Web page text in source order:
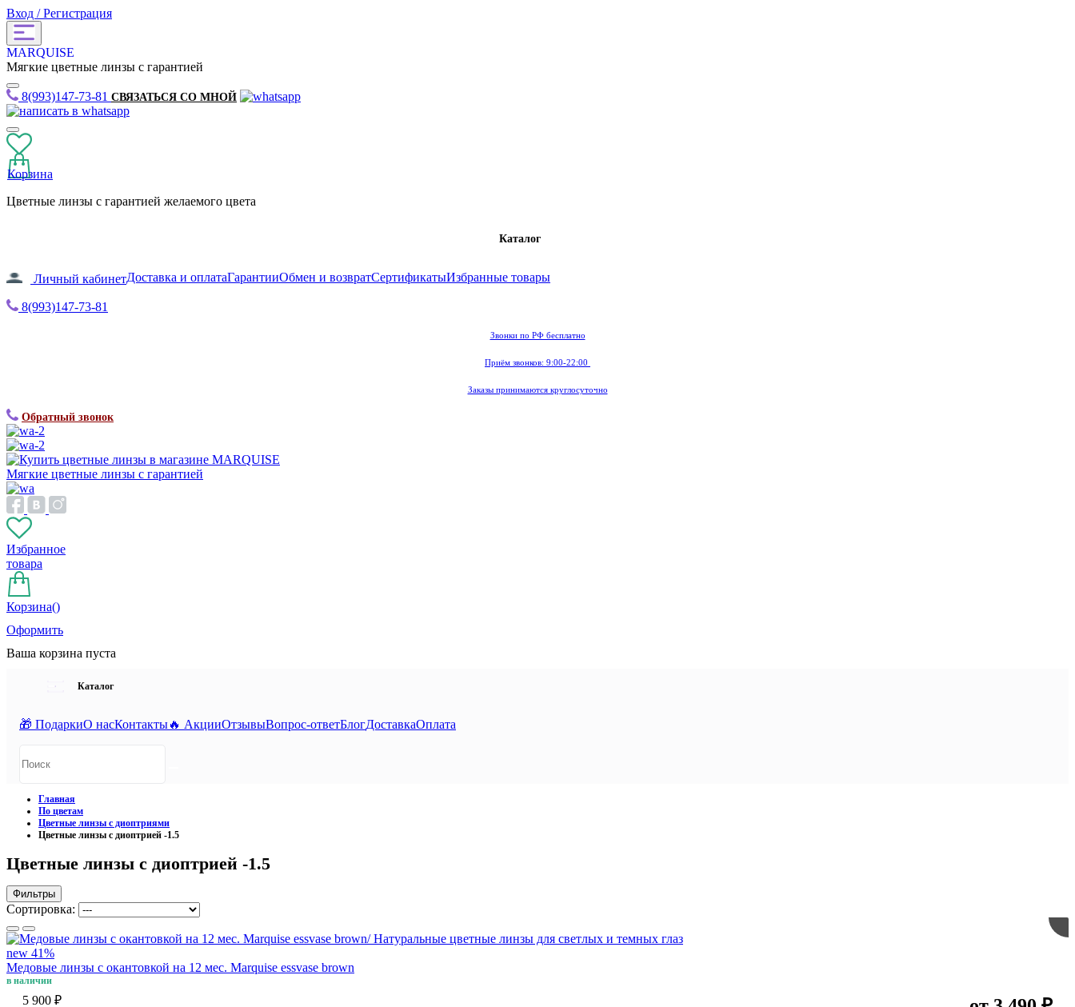
Вход / Регистрация
MARQUISE
Мягкие цветные линзы с гарантией
8(993)147-73-81 СВЯЗАТЬСЯ СО МНОЙ
Корзина
Цветные линзы с гарантией желаемого цвета
Каталог
Личный кабинетДоставка и оплатаГарантииОбмен и возвратСертификатыИзбранные товары
8(993)147-73-81
Звонки по РФ бесплатно
Приём звонков: 9:00-22:00
Заказы принимаются круглосуточно
Обратный звонок
Мягкие цветные линзы с гарантией
Избранное
товара
Корзина()
Оформить
Ваша корзина пуста
Каталог
🎁 ПодаркиО насКонтакты🔥 АкцииОтзывыВопрос-ответБлогДоставкаОплата
Главная
По цветам
Цветные линзы с диоптриями
Цветные линзы с диоптрией -1.5
Цветные линзы с диоптрией -1.5
Фильтры
Сортировка:
new 41%
Медовые линзы c окантовкой на 12 мес. Marquise essvase brown
в наличии
5 900 ₽